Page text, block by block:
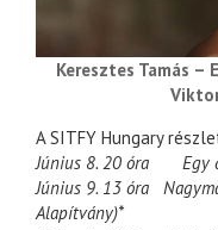
Keresztes Tamás
A SITFY Hungary
Június 8. 20 óra Egy
Június 9. 13 óra
Alapítvány)*